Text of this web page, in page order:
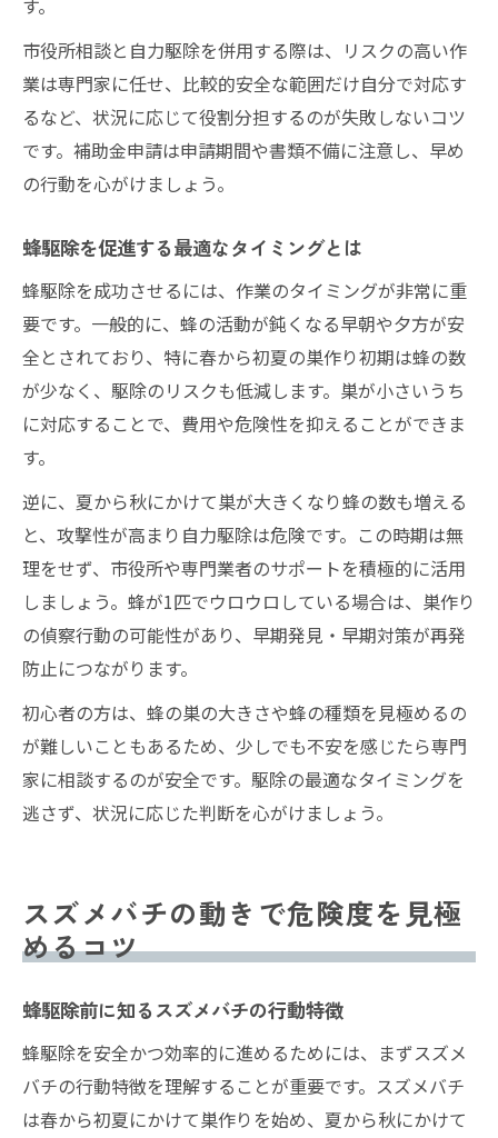
す。
市役所相談と自力駆除を併用する際は、リスクの高い作
業は専門家に任せ、比較的安全な範囲だけ自分で対応す
るなど、状況に応じて役割分担するのが失敗しないコツ
です。補助金申請は申請期間や書類不備に注意し、早め
の行動を心がけましょう。
蜂駆除を促進する最適なタイミングとは
蜂駆除を成功させるには、作業のタイミングが非常に重
要です。一般的に、蜂の活動が鈍くなる早朝や夕方が安
全とされており、特に春から初夏の巣作り初期は蜂の数
が少なく、駆除のリスクも低減します。巣が小さいうち
に対応することで、費用や危険性を抑えることができま
す。
逆に、夏から秋にかけて巣が大きくなり蜂の数も増える
と、攻撃性が高まり自力駆除は危険です。この時期は無
理をせず、市役所や専門業者のサポートを積極的に活用
しましょう。蜂が1匹でウロウロしている場合は、巣作り
の偵察行動の可能性があり、早期発見・早期対策が再発
防止につながります。
初心者の方は、蜂の巣の大きさや蜂の種類を見極めるの
が難しいこともあるため、少しでも不安を感じたら専門
家に相談するのが安全です。駆除の最適なタイミングを
逃さず、状況に応じた判断を心がけましょう。
スズメバチの動きで危険度を見極
めるコツ
蜂駆除前に知るスズメバチの行動特徴
蜂駆除を安全かつ効率的に進めるためには、まずスズメ
バチの行動特徴を理解することが重要です。スズメバチ
は春から初夏にかけて巣作りを始め、夏から秋にかけて